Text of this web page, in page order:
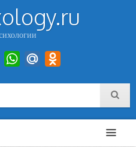
VK WhatsAppMail.Ru